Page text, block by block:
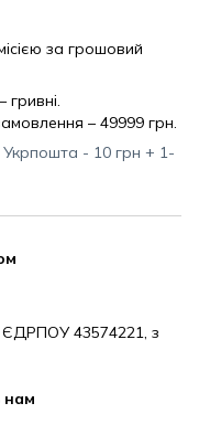
за грошовий
– 49999 грн.
- 10 грн + 1-
43574221, з
нам